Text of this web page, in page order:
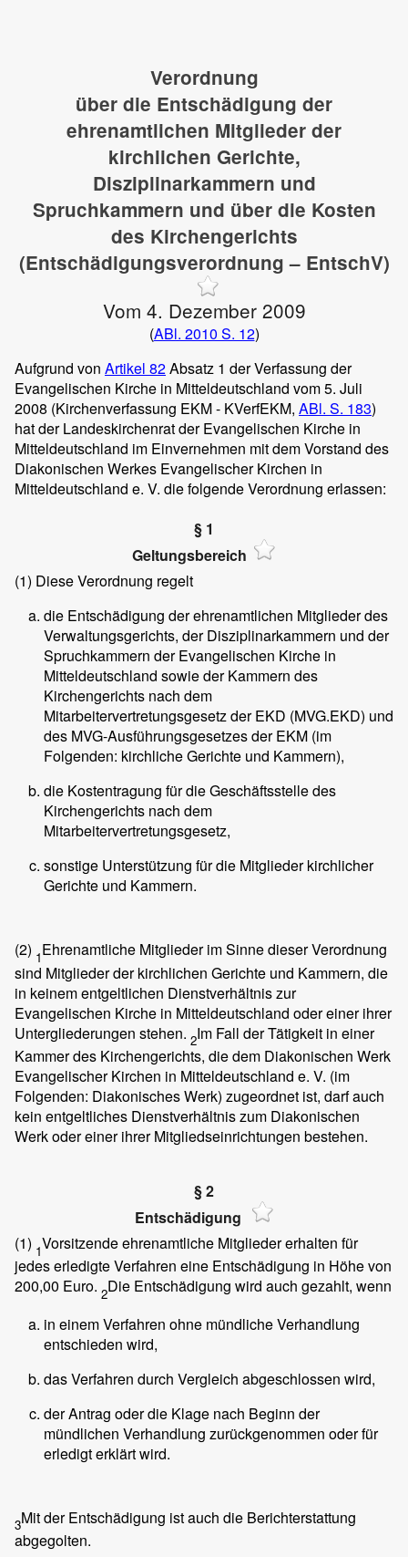
Verordnung
über die Entschädigung der
ehrenamtlichen Mitglieder der
kirchlichen Gerichte,
Disziplinarkammern und
Spruchkammern und über die Kosten
des Kirchengerichts
(Entschädigungsverordnung – EntschV)
Vom 4. Dezember 2009
(ABl. 2010 S. 12)
Aufgrund von Artikel 82Absatz 1 der Verfassung der
Evangelischen Kirche in Mitteldeutschland vom 5. Juli
2008 (Kirchenverfassung EKM - KVerfEKM, ABl. S. 183)
hat der Landeskirchenrat der Evangelischen Kirche in
Mitteldeutschland im Einvernehmen mit dem Vorstand des
Diakonischen Werkes Evangelischer Kirchen in
Mitteldeutschland e. V. die folgende Verordnung erlassen:
§ 1
Geltungsbereich
(1) Diese Verordnung regelt
die Entschädigung der ehrenamtlichen Mitglieder des
Verwaltungsgerichts, der Disziplinarkammern und der
Spruchkammern der Evangelischen Kirche in
Mitteldeutschland sowie der Kammern des
Kirchengerichts nach dem
Mitarbeitervertretungsgesetz der EKD (MVG.EKD) und
des MVG-Ausführungsgesetzes der EKM (im
Folgenden: kirchliche Gerichte und Kammern),
die Kostentragung für die Geschäftsstelle des
Kirchengerichts nach dem
Mitarbeitervertretungsgesetz,
sonstige Unterstützung für die Mitglieder kirchlicher
Gerichte und Kammern.
(2) 1Ehrenamtliche Mitglieder im Sinne dieser Verordnung
sind Mitglieder der kirchlichen Gerichte und Kammern, die
in keinem entgeltlichen Dienstverhältnis zur
Evangelischen Kirche in Mitteldeutschland oder einer ihrer
Untergliederungen stehen. 2Im Fall der Tätigkeit in einer
Kammer des Kirchengerichts, die dem Diakonischen Werk
Evangelischer Kirchen in Mitteldeutschland e. V. (im
Folgenden: Diakonisches Werk) zugeordnet ist, darf auch
kein entgeltliches Dienstverhältnis zum Diakonischen
Werk oder einer ihrer Mitgliedseinrichtungen bestehen.
§ 2
Entschädigung
(1) 1Vorsitzende ehrenamtliche Mitglieder erhalten für
jedes erledigte Verfahren eine Entschädigung in Höhe von
200,00 Euro. 2Die Entschädigung wird auch gezahlt, wenn
in einem Verfahren ohne mündliche Verhandlung
entschieden wird,
das Verfahren durch Vergleich abgeschlossen wird,
der Antrag oder die Klage nach Beginn der
mündlichen Verhandlung zurückgenommen oder für
erledigt erklärt wird.
3Mit der Entschädigung ist auch die Berichterstattung
abgegolten.